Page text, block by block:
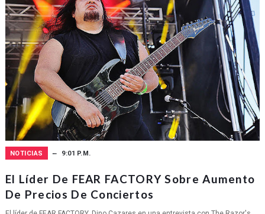
NOTICIAS 9:01 P.M.
El Líder De FEAR FACTORY Sobre Aumento
De Precios De Conciertos